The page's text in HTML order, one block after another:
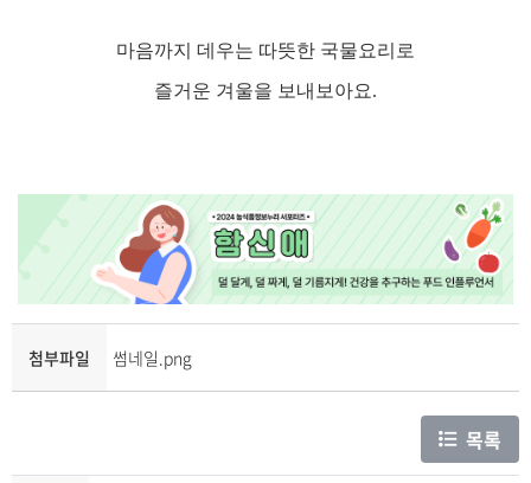
마음까지 데우는 따뜻한 국물요리로
즐거운 겨울을 보내보아요.
첨부파일 썸네일.png
목록